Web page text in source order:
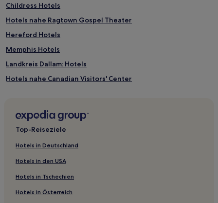
Childress Hotels
Hotels nahe Ragtown Gospel Theater
Hereford Hotels
Memphis Hotels
Landkreis Dallam: Hotels
Hotels nahe Canadian Visitors' Center
Hotels nahe Standpipe Mountain Park
Spearman Hotels
Sweetwater Hotels
Hotels nahe Wichita Falls Memorial Stadium
Top-Reiseziele
Hotels in Deutschland
Hotels in den USA
Hotels in Tschechien
Hotels in Österreich